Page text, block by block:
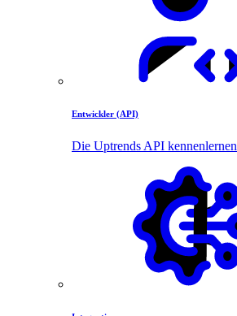
Entwickler (API)
Die Uptrends API kennenlernen